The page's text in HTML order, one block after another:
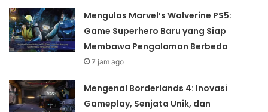
Mengulas Marvel’s Wolverine PS5:
Game Superhero Baru yang Siap
Membawa Pengalaman Berbeda
7 jam ago
Mengenal Borderlands 4: Inovasi
Gameplay, Senjata Unik, dan